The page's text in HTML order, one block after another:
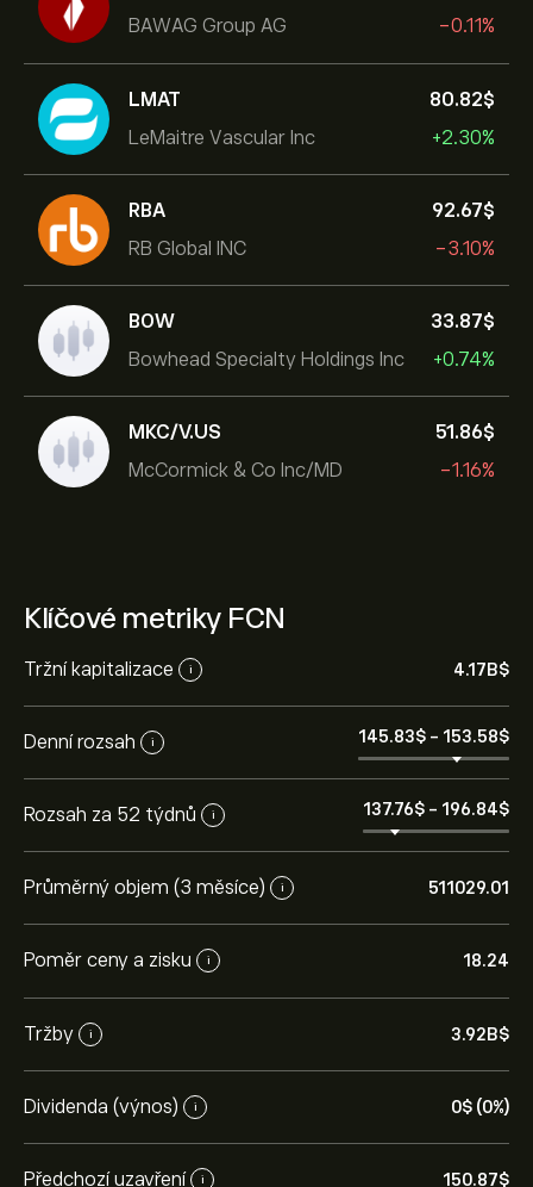
BAWAG Group AG
-0.11%
LMAT
LeMaitre Vascular Inc
80.82‎$‎
+2.30%
RBA
RB Global INC
92.67‎$‎
-3.10%
BOW
Bowhead Specialty Holdings Inc
33.87‎$‎
+0.74%
MKC/V.US
McCormick & Co Inc/MD
51.86‎$‎
-1.16%
Klíčové metriky FCN
Tržní kapitalizace i 4.17B‎$‎
Denní rozsah i 145.83‎$‎ - 153.58‎$‎
Rozsah za 52 týdnů i 137.76‎$‎ - 196.84‎$‎
Průměrný objem (3 měsíce) i 511029.01
Poměr ceny a zisku i 18.24
Tržby i 3.92B‎$‎
Dividenda (výnos) i 0‎$‎ (0%)
Předchozí uzavření i 150.87‎$‎